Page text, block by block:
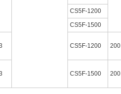
CS5F-1200
CS5F-1500
CS5F-1200 200
CS5F-1500 200